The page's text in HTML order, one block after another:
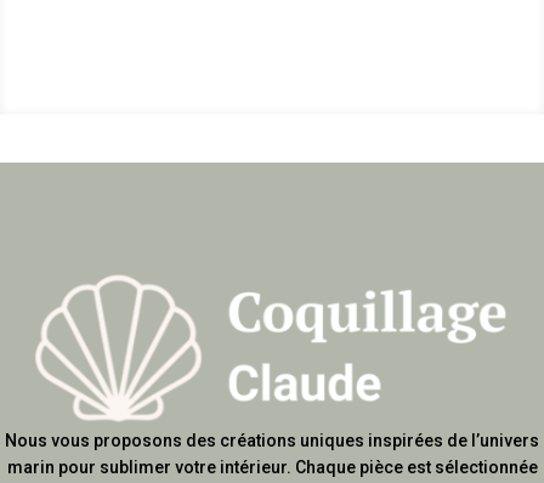
Nous vous proposons des créations uniques inspirées de l’univers
marin pour sublimer votre intérieur. Chaque pièce est sélectionnée